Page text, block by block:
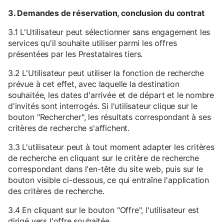
3. Demandes de réservation, conclusion du contrat
3.1 L'Utilisateur peut sélectionner sans engagement les
services qu'il souhaite utiliser parmi les offres
présentées par les Prestataires tiers.
3.2 L'Utilisateur peut utiliser la fonction de recherche
prévue à cet effet, avec laquelle la destination
souhaitée, les dates d'arrivée et de départ et le nombre
d'invités sont interrogés. Si l'utilisateur clique sur le
bouton "Rechercher", les résultats correspondant à ses
critères de recherche s'affichent.
3.3 L'utilisateur peut à tout moment adapter les critères
de recherche en cliquant sur le critère de recherche
correspondant dans l'en-tête du site web, puis sur le
bouton visible ci-dessous, ce qui entraîne l'application
des critères de recherche.
3.4 En cliquant sur le bouton "Offre", l'utilisateur est